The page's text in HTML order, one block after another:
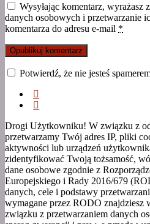
Wysyłając komentarz, wyrażasz
danych osobowych i przetwarzanie
komentarza do adresu e-mail *
Potwierdź, że nie jesteś
Drogi Użytkowniku! W związku z
przetwarzamy Twój adres IP, pliki
aktywności lub urządzeń
zidentyfikować Twoją tożsamość,
dane osobowe zgodnie z
Europejskiego i Rady 2016/679
danych, cele i podstawy
wymagane przez RODO znajdziesz
związku z przetwarzaniem danych